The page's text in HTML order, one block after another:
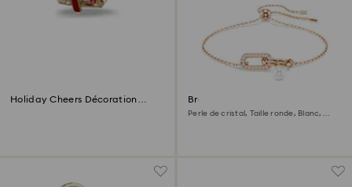
Holiday Cheers Décoration
Bracelet Constella
Perle de cristal, Taille ronde, Blanc,